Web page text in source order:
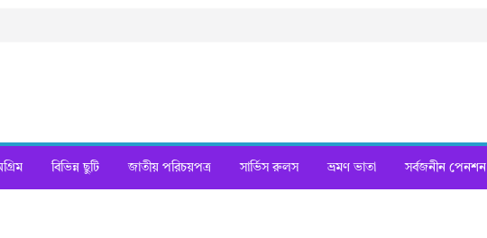
বিভিন্ন ছুটি জাতীয় পরিচয়পত্র সার্ভিস রুলস ভ্রমণ ভাতা সর্বজনীন পেনশন